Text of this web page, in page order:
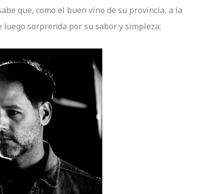
que, como el buen vino de su provincia, a la
sorprenda por su sabor y simpleza: